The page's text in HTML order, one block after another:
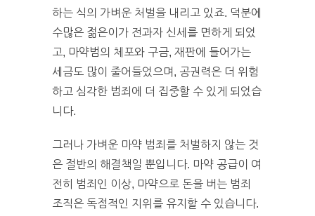
하는 식의 가벼운 처벌을 내리고 있죠. 덕분에
수많은 젊은이가 전과자 신세를 면하게 되었
고, 마약범의 체포와 구금, 재판에 들어가는
세금도 많이 줄어들었으며, 공권력은 더 위험
하고 심각한 범죄에 더 집중할 수 있게 되었습
니다.
그러나 가벼운 마약 범죄를 처벌하지 않는 것
은 절반의 해결책일 뿐입니다. 마약 공급이 여
전히 범죄인 이상, 마약으로 돈을 버는 범죄
조직은 독점적인 지위를 유지할 수 있습니다.